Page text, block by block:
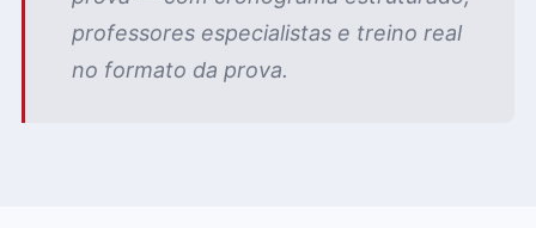
professores especialistas e treino real
no formato da prova.